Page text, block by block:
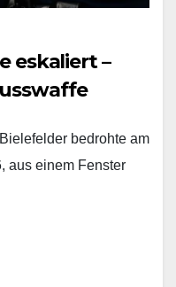
eskaliert –
bedrohte am
aus einem Fenster